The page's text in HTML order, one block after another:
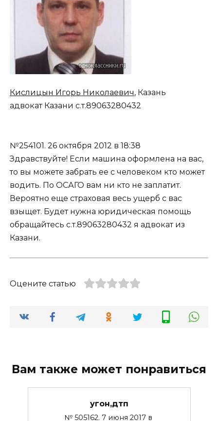
Кислицын Игорь Николаевич, Казань
адвокат Казани с.т.89063280432
№254101. 26 октября 2012 в 18:38
Здравствуйте! Если машина оформлена на вас,
то вы можете забрать ее с человеком кто может
водить. По ОСАГО вам ни кто не заплатит.
Вероятно еще страховая весь ущерб с вас
взыщет. Будет нужна юридическая помощь
обращайтесь с.т.89063280432 я адвокат из
Казани.
Оцените статью
Вам также может понравиться
угон,дтп
№ 505162. 7 июня 2017 в